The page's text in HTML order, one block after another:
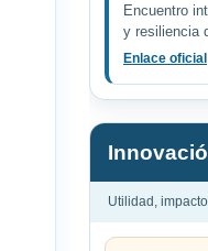
Encuentro
y resiliencia
Enlace oficial
Utilidad,